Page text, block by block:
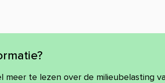
meer te lezen over de milieubelasting